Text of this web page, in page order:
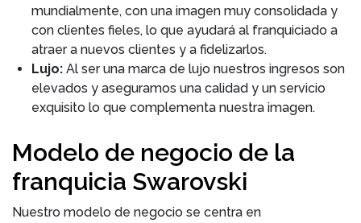
mundialmente, con una imagen muy consolidada y
con clientes fieles, lo que ayudará al franquiciado a
atraer a nuevos clientes y a fidelizarlos.
Lujo: Al ser una marca de lujo nuestros ingresos son
elevados y aseguramos una calidad y un servicio
exquisito lo que complementa nuestra imagen.
Modelo de negocio de la
franquicia Swarovski
Nuestro modelo de negocio se centra en